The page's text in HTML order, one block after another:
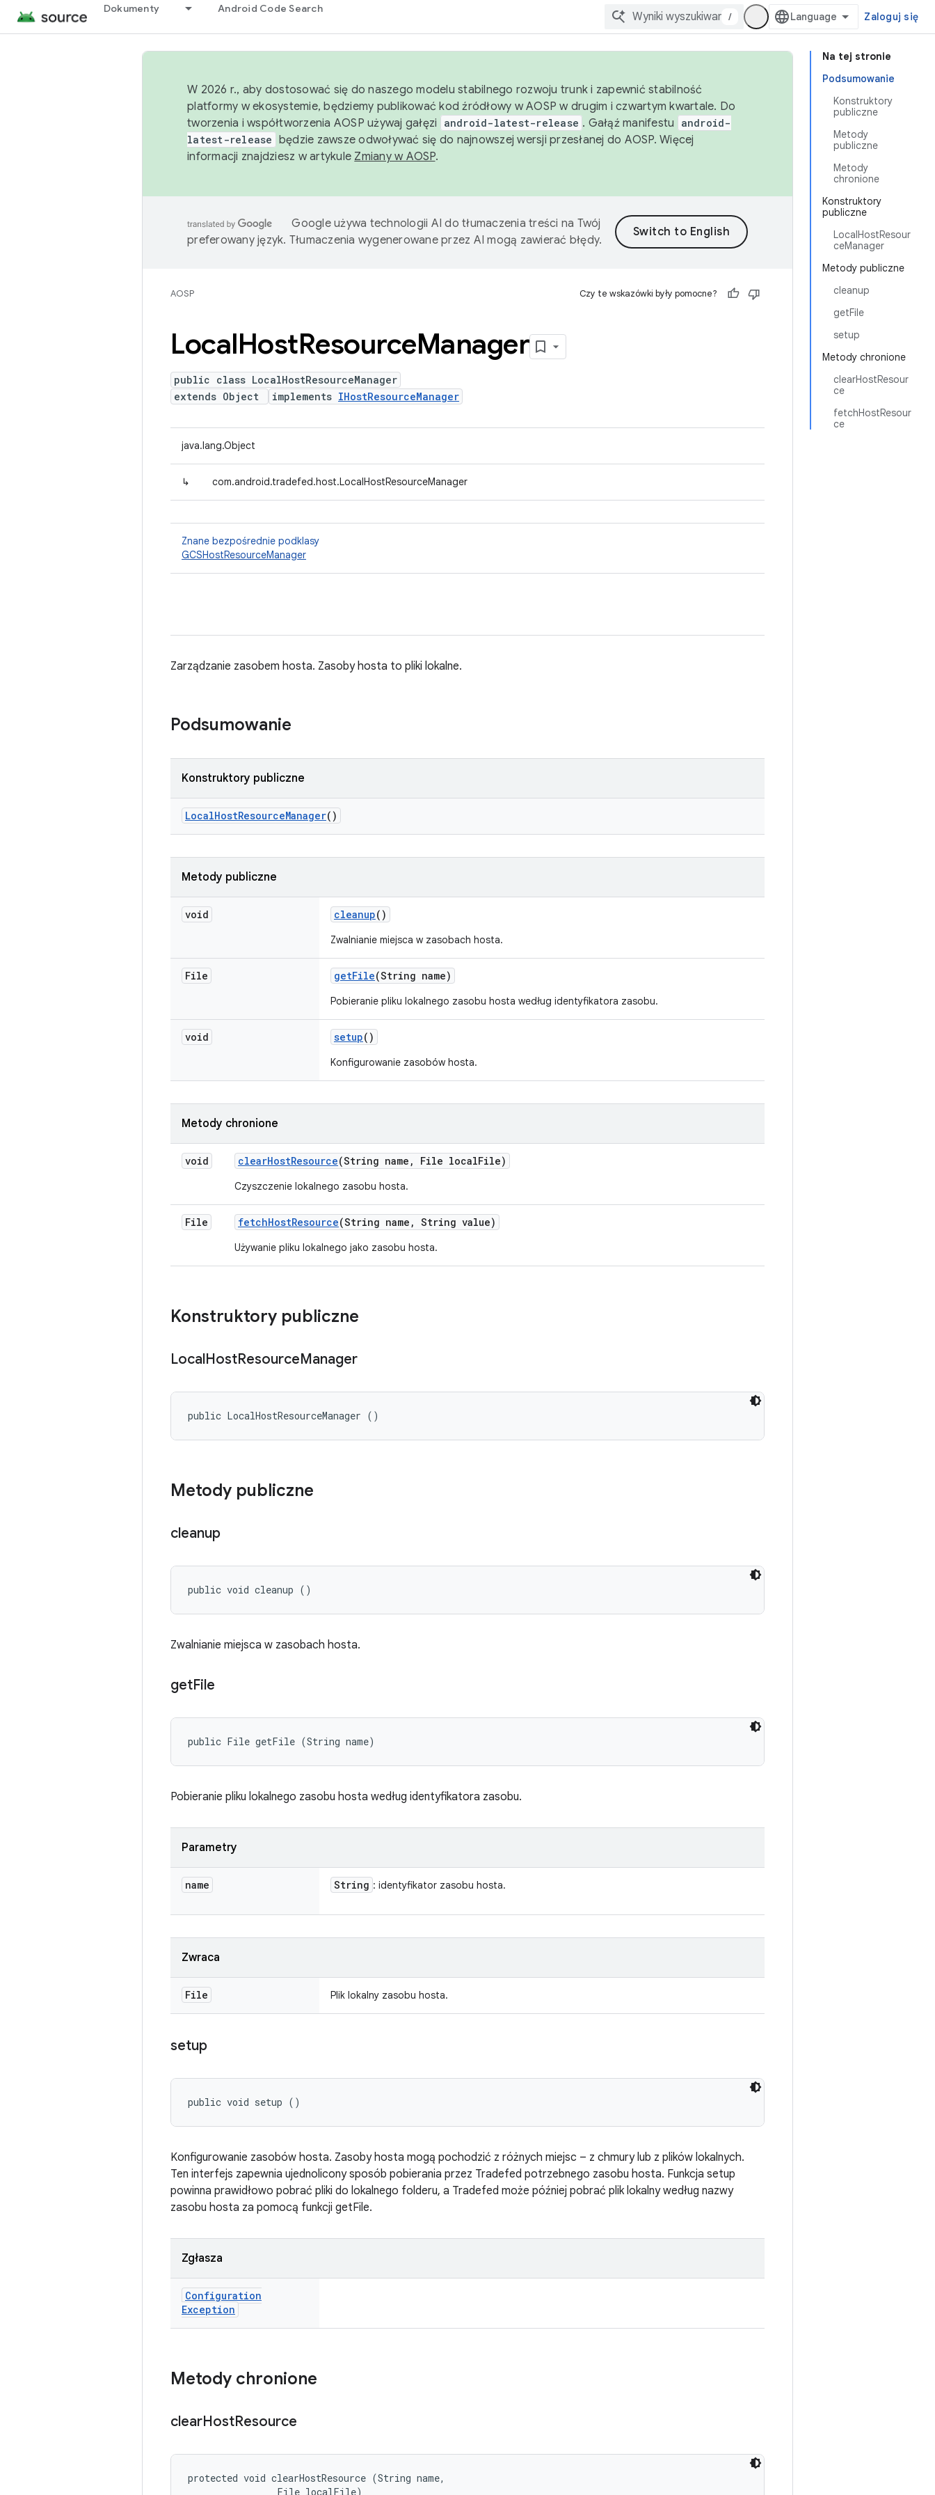
Dokumenty Android Code Search
/ Zaloguj się
Na tej stronie
Podsumowanie
Konstruktory
publiczne
Metody
publiczne
Metody
chronione
Konstruktory
publiczne
LocalHostResour
ceManager
Metody publiczne
cleanup
getFile
setup
Metody chronione
clearHostResour
ce
fetchHostResour
ce
W 2026 r., aby dostosować się do naszego modelu stabilnego rozwoju trunk i zapewnić stabilność
platformy w ekosystemie, będziemy publikować kod źródłowy w AOSP w drugim i czwartym kwartale. Do
tworzenia i współtworzenia AOSP używaj gałęzi
android-latest-release . Gałąź manifestu
android-
latest-release będzie zawsze odwoływać się do najnowszej wersji przesłanej do AOSP. Więcej
informacji znajdziesz w artykule Zmiany w AOSP.
Google używa technologii AI do tłumaczenia treści na Twój
preferowany język. Tłumaczenia wygenerowane przez AI mogą zawierać błędy.
AOSP Czy te wskazówki były pomocne?
LocalHostResourceManager
public class LocalHostResourceManager
extends Object
implements IHostResourceManager
java.lang.Object
↳ com.android.tradefed.host.LocalHostResourceManager
Znane bezpośrednie podklasy
GCSHostResourceManager
Zarządzanie zasobem hosta. Zasoby hosta to pliki lokalne.
Podsumowanie
Konstruktory publiczne
LocalHostResourceManager()
Metody publiczne
void cleanup()
Zwalnianie miejsca w zasobach hosta.
File getFile(String name)
Pobieranie pliku lokalnego zasobu hosta według identyfikatora zasobu.
void setup()
Konfigurowanie zasobów hosta.
Metody chronione
void clearHostResource(String name , File localFile)
Czyszczenie lokalnego zasobu hosta.
File fetchHostResource(String name , String value)
Używanie pliku lokalnego jako zasobu hosta.
Konstruktory publiczne
LocalHostResourceManager
public LocalHostResourceManager ()
Metody publiczne
cleanup
public void cleanup ()
Zwalnianie miejsca w zasobach hosta.
getFile
public File getFile (String name)
Pobieranie pliku lokalnego zasobu hosta według identyfikatora zasobu.
Parametry
name String : identyfikator zasobu hosta.
Zwraca
File Plik lokalny zasobu hosta.
setup
public void setup ()
Konfigurowanie zasobów hosta. Zasoby hosta mogą pochodzić z różnych miejsc – z chmury lub z plików lokalnych.
Ten interfejs zapewnia ujednolicony sposób pobierania przez Tradefed potrzebnego zasobu hosta. Funkcja setup
powinna prawidłowo pobrać pliki do lokalnego folderu, a Tradefed może później pobrać plik lokalny według nazwy
zasobu hosta za pomocą funkcji getFile.
Zgłasza
Configuration
Exception
Metody chronione
clearHostResource
protected void clearHostResource (String name,
                File localFile)